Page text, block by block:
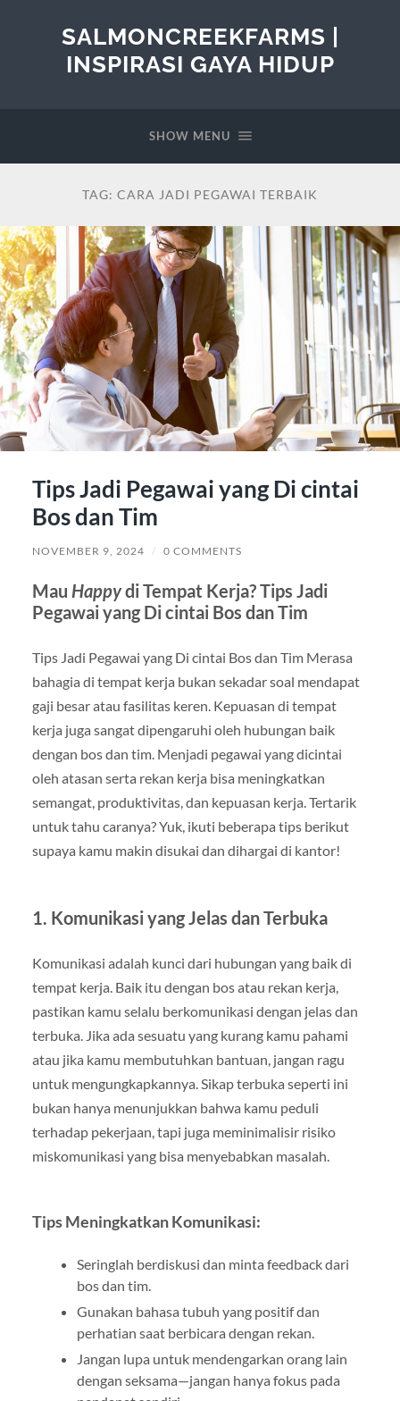
SALMONCREEKFARMS |
INSPIRASI GAYA HIDUP
SHOW MENU
TAG: CARA JADI PEGAWAI TERBAIK
Tips Jadi Pegawai yang Di cintai
Bos dan Tim
NOVEMBER 9, 2024 / 0 COMMENTS
Mau Happydi Tempat Kerja? Tips Jadi
Pegawai yang Di cintai Bos dan Tim
Tips Jadi Pegawai yang Di cintai Bos dan Tim Merasa
bahagia di tempat kerja bukan sekadar soal mendapat
gaji besar atau fasilitas keren. Kepuasan di tempat
kerja juga sangat dipengaruhi oleh hubungan baik
dengan bos dan tim. Menjadi pegawai yang dicintai
oleh atasan serta rekan kerja bisa meningkatkan
semangat, produktivitas, dan kepuasan kerja. Tertarik
untuk tahu caranya? Yuk, ikuti beberapa tips berikut
supaya kamu makin disukai dan dihargai di kantor!
1. Komunikasi yang Jelas dan Terbuka
Komunikasi adalah kunci dari hubungan yang baik di
tempat kerja. Baik itu dengan bos atau rekan kerja,
pastikan kamu selalu berkomunikasi dengan jelas dan
terbuka. Jika ada sesuatu yang kurang kamu pahami
atau jika kamu membutuhkan bantuan, jangan ragu
untuk mengungkapkannya. Sikap terbuka seperti ini
bukan hanya menunjukkan bahwa kamu peduli
terhadap pekerjaan, tapi juga meminimalisir risiko
miskomunikasi yang bisa menyebabkan masalah.
Tips Meningkatkan Komunikasi:
Seringlah berdiskusi dan minta feedback dari
bos dan tim.
Gunakan bahasa tubuh yang positif dan
perhatian saat berbicara dengan rekan.
Jangan lupa untuk mendengarkan orang lain
dengan seksama—jangan hanya fokus pada